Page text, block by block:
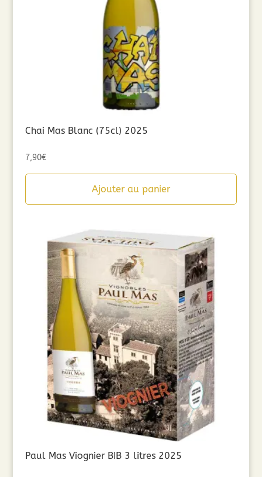
Chai Mas Blanc (75cl) 2025
7,90€
Ajouter au panier
Paul Mas Viognier BIB 3 litres 2025